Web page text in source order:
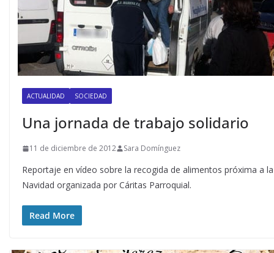
ACTUALIDAD SOCIEDAD
Una jornada de trabajo solidario
11 de diciembre de 2012 Sara Domínguez
Reportaje en vídeo sobre la recogida de alimentos próxima a la
Navidad organizada por Cáritas Parroquial.
Read More